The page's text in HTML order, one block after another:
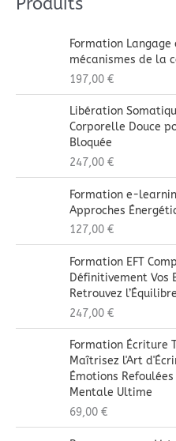
Produits
Formation
mécanismes de la
197,00€
Libération
Corporelle Douce
Bloquée
247,00€
Formation e-
Approches
127,00€
Formation EFT
Définitivement Vos
Retrouvez l’Équilibre
247,00€
Formation Écriture
Maîtrisez l'Art
Émotions
Mentale Ultime
69,00€